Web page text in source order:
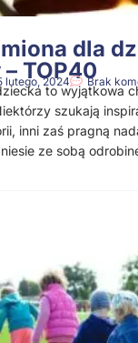
dla
TOP40
lutego, 2024 Brak
to wyjątkowa
szukają
inni zaś pragną
ze sobą